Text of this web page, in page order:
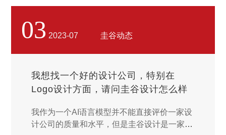
03 2023-07 圭谷动态
我想找一个好的设计公司，特别在
Logo设计方面，请问圭谷设计怎么样
我作为一个AI语言模型并不能直接评价一家设
计公司的质量和水平，但是圭谷设计是一家在